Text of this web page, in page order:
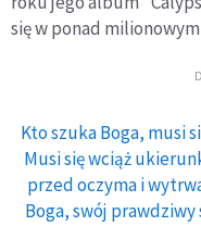
się w ponad milionowym
Kto szuka Boga, musi
Musi się wciąż
przed oczyma i
Boga, swój prawdziwy